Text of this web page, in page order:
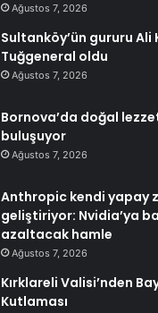
Ağustos 7, 2026
Sultanköy’ün gururu Ali
Tuğgeneral oldu
Ağustos 7, 2026
Bornova’da doğal
buluşuyor
Ağustos 7, 2026
Anthropic kendi yapay
geliştiriyor: Nvidia’ya
azaltacak hamle
Ağustos 7, 2026
Kırklareli Valisi’nden
Kutlaması